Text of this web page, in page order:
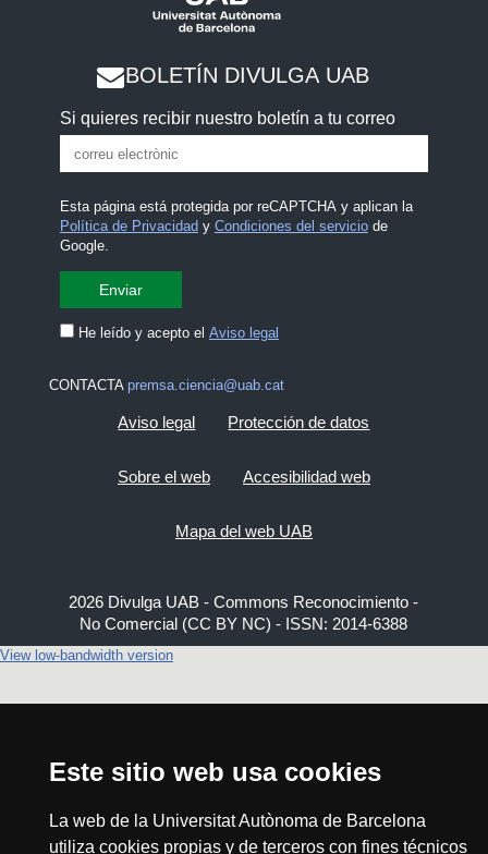
Este sitio web usa cookies
La web de la Universitat Autònoma de Barcelona
utiliza cookies propias y de terceros con fines técnicos
BOLETÍN DIVULGA UAB
Si quieres recibir nuestro boletín a tu correo
Esta página está protegida por reCAPTCHA y aplican la
Política de Privacidad y Condiciones del serviciode
Google.
He leído y acepto el Aviso legal
CONTACTA premsa.ciencia@uab.cat
Aviso legal Protección de datos
Sobre el web Accesibilidad web
Mapa del web UAB
2026 Divulga UAB - Commons Reconocimiento -
No Comercial (CC BY NC) - ISSN: 2014-6388
View low-bandwidth version